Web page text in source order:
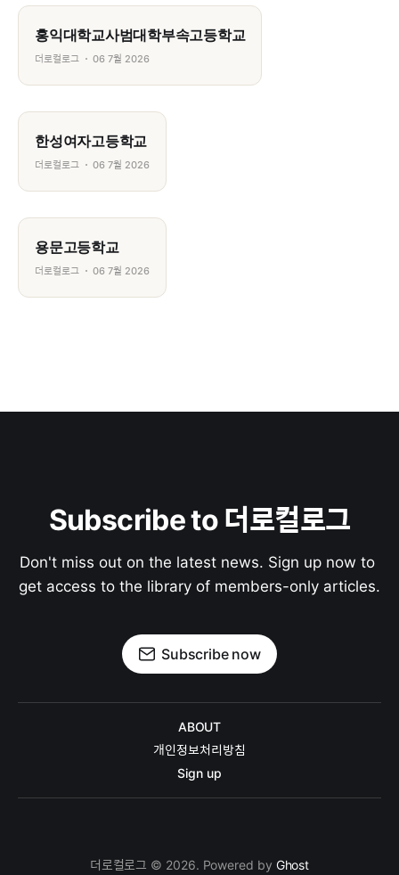
홍익대학교사범대학부속고등학교
더로컬로그 06 7월 2026
한성여자고등학교
더로컬로그 06 7월 2026
용문고등학교
더로컬로그 06 7월 2026
Subscribe to 더로컬로그
Don't miss out on the latest news. Sign up now to
get access to the library of members-only articles.
Subscribe now
ABOUT
개인정보처리방침
Sign up
더로컬로그 © 2026. Powered by Ghost